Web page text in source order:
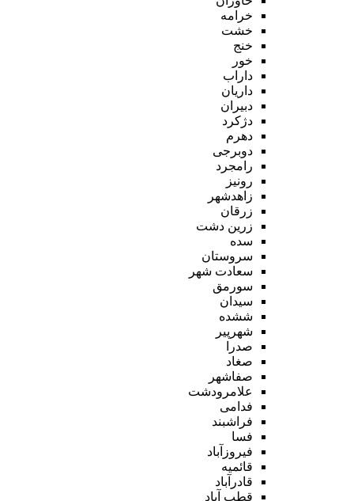
خرامه
خشت
خنج
خور
داراب
داریان
دبیران
دژکرد
دهرم
دوبرجی
رامجرد
رونیز
زاهدشهر
زرقان
زرین دشت
سده
سروستان
سعادت شهر
سورمق
سیدان
ششده
شهرپیر
صدرا
صغاد
صفاشهر
علامرودشت
فدامی
فراشبند
فسا
فیروزآباد
قائمیه
قادرآباد
قطب آباد